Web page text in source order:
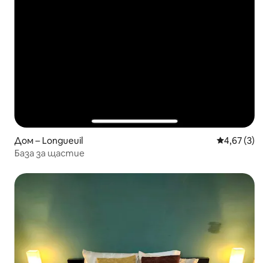
Дом – Longueuil Средна
4,67 (3)
База за щастие